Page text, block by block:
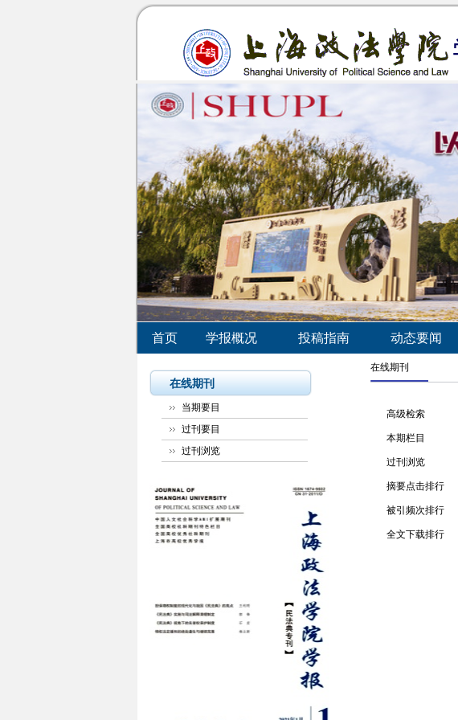
首页 学报概况 投稿指南 动态要闻
在线期刊
当期要目
过刊要目
过刊浏览
在线期刊
高级检索
本期栏目
过刊浏览
摘要点击排行
被引频次排行
全文下载排行